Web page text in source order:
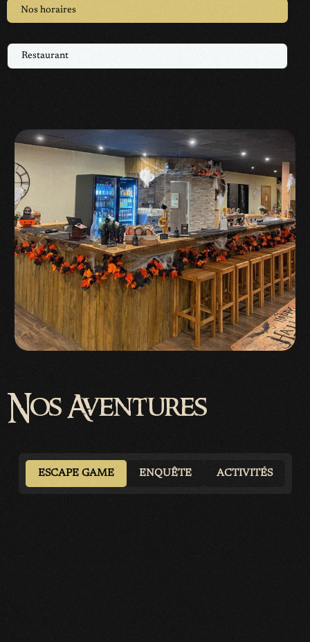
Nos horaires
Restaurant
Nos Aventures
ESCAPE GAME ENQUÊTE ACTIVITÉS